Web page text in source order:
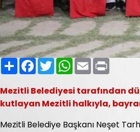
PaylaşFacebook
TwitterWhatsApp
EmailPrint
Mezitli Belediyesi tarafından
kutlayan Mezitli halkıyla,
Mezitli Belediye Başkanı Neşet